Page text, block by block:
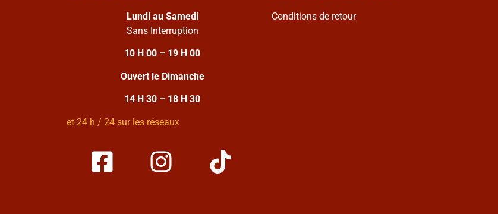
Lundi au Samedi
Sans Interruption
10 H 00 – 19 H 00
Ouvert le Dimanche
14 H 30 – 18 H 30
et 24 h / 24 sur les réseaux
Conditions de retour